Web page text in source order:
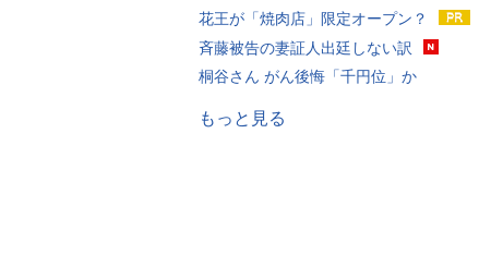
花王が「焼肉店」限定オープン？
斉藤被告の妻証人出廷しない訳
桐谷さん がん後悔「千円位」か
もっと見る